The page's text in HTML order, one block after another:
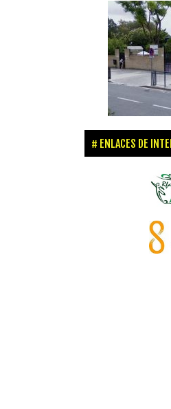
ENLACES DE